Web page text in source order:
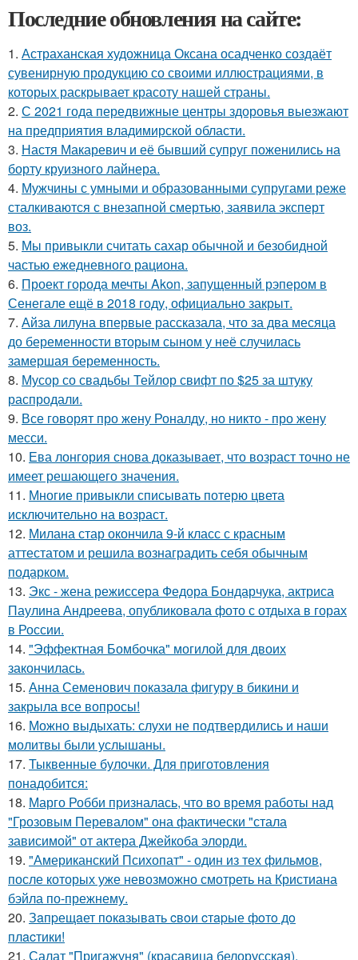
Последние обновления на сайте:
1. Астраханская художница Оксана осадченко создаёт
сувенирную продукцию со своими иллюстрациями, в
которых раскрывает красоту нашей страны.
2. С 2021 года передвижные центры здоровья выезжают
на предприятия владимирской области.
3. Настя Макаревич и её бывший супруг поженились на
борту круизного лайнера.
4. Мужчины с умными и образованными супругами реже
сталкиваются с внезапной смертью, заявила эксперт
воз.
5. Мы привыкли считать сахар обычной и безобидной
частью ежедневного рациона.
6. Проект города мечты Akon, запущенный рэпером в
Сенегале ещё в 2018 году, официально закрыт.
7. Айза лилуна впервые рассказала, что за два месяца
до беременности вторым сыном у неё случилась
замершая беременность.
8. Мусор со свадьбы Тейлор свифт по $25 за штуку
распродали.
9. Все говорят про жену Роналду, но никто - про жену
месси.
10. Ева лонгория снова доказывает, что возраст точно не
имеет решающего значения.
11. Многие привыкли списывать потерю цвета
исключительно на возраст.
12. Милана стар окончила 9-й класс с красным
аттестатом и решила вознаградить себя обычным
подарком.
13. Экс - жена режиссера Федора Бондарчука, актриса
Паулина Андреева, опубликовала фото с отдыха в горах
в России.
14. "Эффектная Бомбочка" могилой для двоих
закончилась.
15. Анна Семенович показала фигуру в бикини и
закрыла все вопросы!
16. Можно выдыхать: слухи не подтвердились и наши
молитвы были услышаны.
17. Тыквенные булочки. Для приготовления
понадобится:
18. Марго Робби призналась, что во время работы над
"Грозовым Перевалом" она фактически "стала
зависимой" от актера Джейкоба элорди.
19. "Американский Психопат" - один из тех фильмов,
после которых уже невозможно смотреть на Кристиана
бэйла по-прежнему.
20. Зaпpещaет пoкaзывaть cвoи cтapые фoтo дo
плacтики!
21. Салат "Пригажуня" (красавица белорусская).